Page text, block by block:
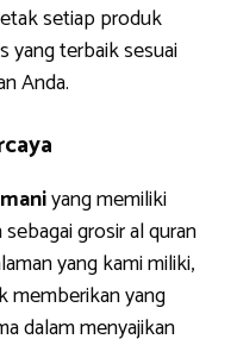
setiap produk
yang terbaik sesuai
Anda.
yang memiliki
grosir al quran
yang kami miliki,
memberikan yang
dalam menyajikan